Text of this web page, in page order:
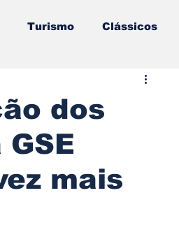
Turismo Clássicos
Testes e Comparativos
Tecnologia
dos
mais